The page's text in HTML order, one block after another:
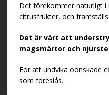
Det förekommer naturligt i
citrusfrukter, och
Det är värt att
magsmärtor och
För att undvika oönskade
som föreslås.